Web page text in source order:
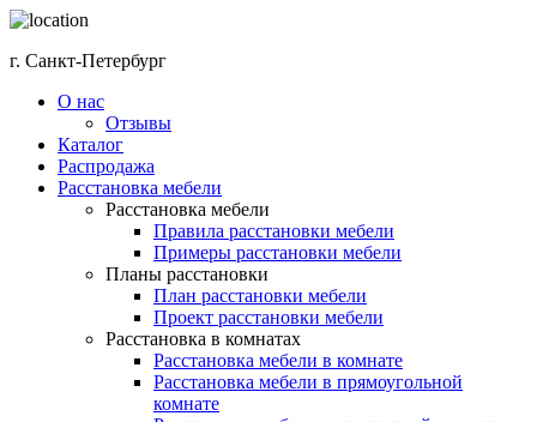
г. Санкт-Петербург
О нас
Отзывы
Каталог
Распродажа
Расстановка мебели
Расстановка мебели
Правила расстановки мебели
Примеры расстановки мебели
Планы расстановки
План расстановки мебели
Проект расстановки мебели
Расстановка в комнатах
Расстановка мебели в комнате
Расстановка мебели в прямоугольной
комнате